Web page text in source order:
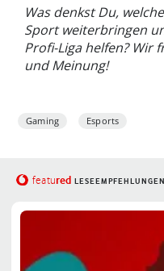
Was denkst Du,
Sport weiterbringen
Profi-Liga helfen? Wir
und Meinung!
Gaming Esports
featured LESEEMPFEHLUNGEN